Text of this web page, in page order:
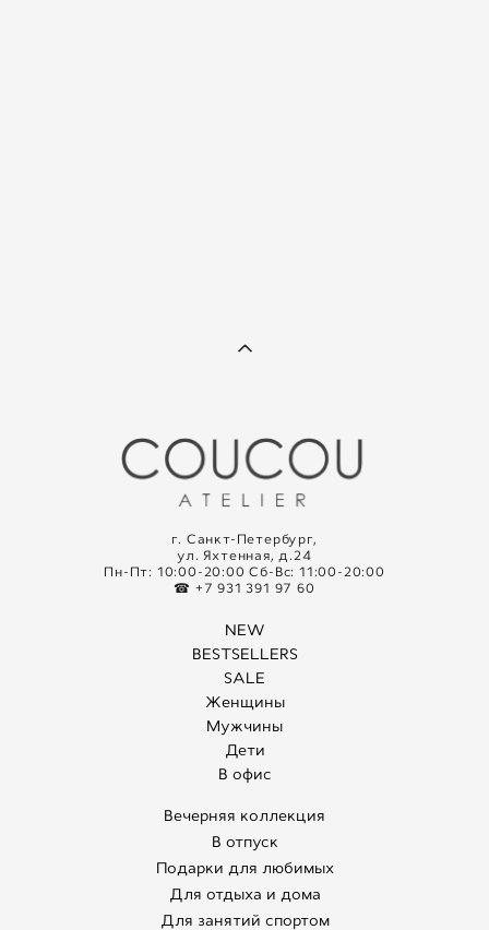
г. Санкт-Петербург,
ул. Яхтенная, д.24
Пн-Пт: 10:00-20:00 Сб-Вс: 11:00-20:00
☎ +7 931 391 97 60
NEW
BESTSELLERS
SALE
Женщины
Мужчины
Дети
В офис
Вечерняя коллекция
В отпуск
Подарки для любимых
Для отдыха и дома
Для занятий спортом